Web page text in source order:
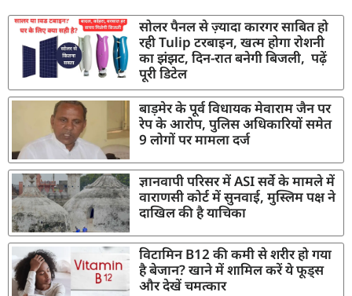
सोलर पैनल से ज़्यादा कारगर साबित हो
रही Tulip टरबाइन, खत्म होगा रोशनी
का झंझट, दिन-रात बनेगी बिजली, पढ़ें
पूरी डिटेल
बाड़मेर के पूर्व विधायक मेवाराम जैन पर
रेप के आरोप, पुलिस अधिकारियों समेत
9 लोगों पर मामला दर्ज
ज्ञानवापी परिसर में ASI सर्वे के मामले में
वाराणसी कोर्ट में सुनवाई, मुस्लिम पक्ष ने
दाखिल की है याचिका
विटामिन B12 की कमी से शरीर हो गया
है बेजान? खाने में शामिल करें ये फूड्स
और देखें चमत्कार